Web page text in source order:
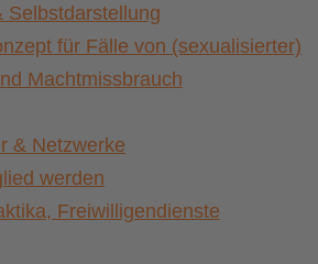
Selbstdarstellung
für Fälle von (sexualisierter)
Machtmissbrauch
& Netzwerke
werden
Freiwilligendienste